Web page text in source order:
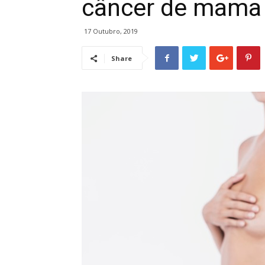
câncer de mama
17 Outubro, 2019
Share